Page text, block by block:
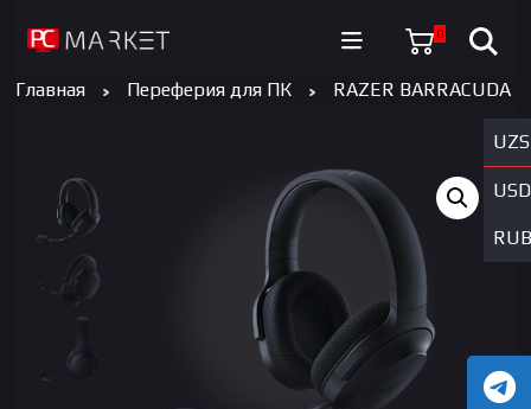
0
UZS
USD
RUB
Главная Переферия для ПК RAZER BARRACUDA